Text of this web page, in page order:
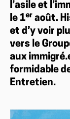
l’asile et
le 1er août.
et d’y voir
vers le
aux
formidable
Entretien.